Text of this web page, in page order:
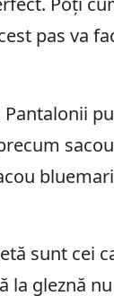
pas va
Pantalonii
sunt cei
la gleznă